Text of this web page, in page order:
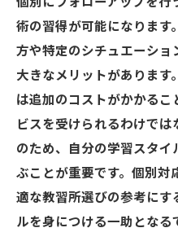
術の習得が可能になります
方や特定のシチュエーショ
大きなメリットがあります
は追加のコストがかかるこ
ビスを受けられるわけでは
のため、自分の学習スタ
ぶことが重要です。個別対
適な教習所選びの参考にす
ルを身につける一助となる